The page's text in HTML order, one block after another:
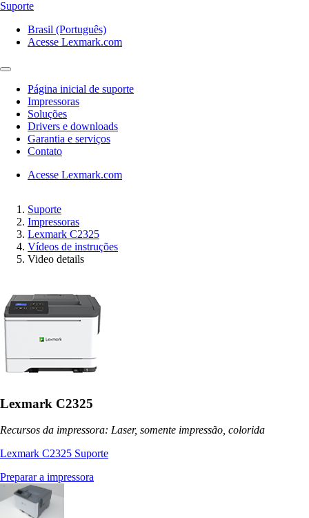
Suporte
Brasil (Português)
Acesse Lexmark.com
Página inicial de suporte
Impressoras
Soluções
Drivers e downloads
Garantia e serviços
Contato
Acesse Lexmark.com
Suporte
Impressoras
Lexmark C2325
Vídeos de instruções
Video details
Lexmark C2325
Recursos da impressora: Laser, somente impressão, colorida
Lexmark C2325 Suporte
Preparar a impressora